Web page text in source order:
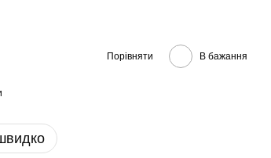
Порівняти В бажання